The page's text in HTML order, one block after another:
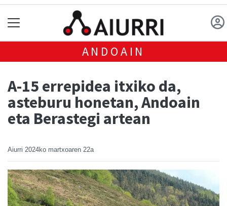
ANDOAIN
A-15 errepidea itxiko da,
asteburu honetan, Andoain
eta Berastegi artean
Aiurri 2024ko martxoaren 22a